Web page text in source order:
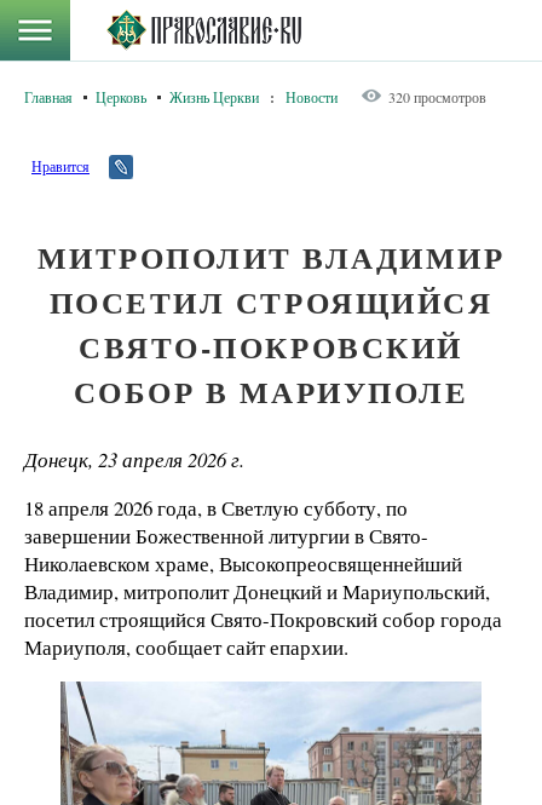
Главная Церковь Жизнь Церкви : Новости 320 просмотров
Нравится
МИТРОПОЛИТ ВЛАДИМИР
ПОСЕТИЛ СТРОЯЩИЙСЯ
СВЯТО-ПОКРОВСКИЙ
СОБОР В МАРИУПОЛЕ
Донецк, 23 апреля 2026 г.
18 апреля 2026 года, в Светлую субботу, по
завершении Божественной литургии в Свято-
Николаевском храме, Высокопреосвященнейший
Владимир, митрополит Донецкий и Мариупольский,
посетил строящийся Свято-Покровский собор города
Мариуполя, сообщает сайт епархии.